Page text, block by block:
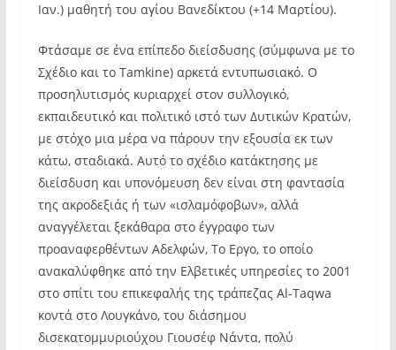
Ιαν.) μαθητή του αγίου Βανεδίκτου (+14 Μαρτίου).
Φτάσαμε σε ένα επίπεδο διείσδυσης (σύμφωνα με το
Σχέδιο και το Tamkine) αρκετά εντυπωσιακό. Ο
προσηλυτισμός κυριαρχεί στον συλλογικό,
εκπαιδευτικό και πολιτικό ιστό των Δυτικών Κρατών,
με στόχο μια μέρα να πάρουν την εξουσία εκ των
κάτω, σταδιακά. Αυτό το σχέδιο κατάκτησης με
διείσδυση και υπονόμευση δεν είναι στη φαντασία
της ακροδεξιάς ή των «ισλαμόφοβων», αλλά
αναγγέλεται ξεκάθαρα στο έγγραφο των
προαναφερθέντων Αδελφών, Το Εργο, το οποίο
ανακαλύφθηκε από την Ελβετικές υπηρεσίες το 2001
στο σπίτι του επικεφαλής της τράπεζας Al-Taqwa
κοντά στο Λουγκάνο, του διάσημου
δισεκατομμυριούχου Γιουσέφ Νάντα, πολύ